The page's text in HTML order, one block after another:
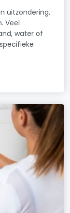
uitzondering,
Veel
water of